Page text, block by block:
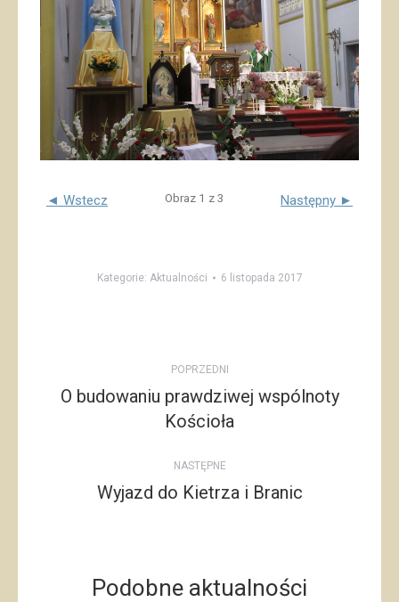
◄ Wstecz Następny ►
Obraz 1 z 3
Kategorie: Aktualności 6 listopada 2017
navigation
POPRZEDNI
Poprzedni
post:
O budowaniu prawdziwej wspólnoty
Kościoła
NASTĘPNE
Następny
Wyjazd do Kietrza i Branic
Podobne aktualności